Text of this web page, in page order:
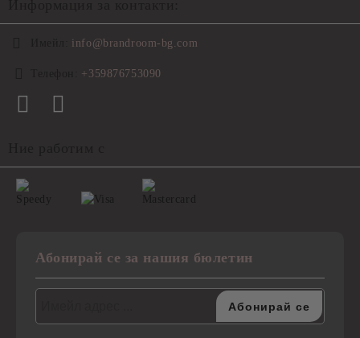
info@brandroom-bg.com
+359876753090
Абонирай се за нашия бюлетин